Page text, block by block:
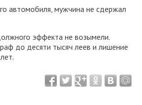
автомобиля, мужчина не сдержал
эффекта не возымели.
до десяти тысяч леев и лишение